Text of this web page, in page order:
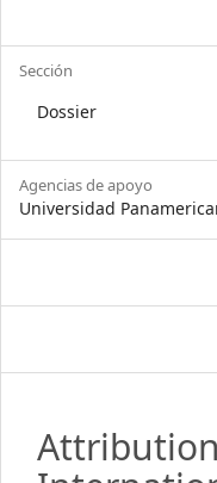
Sección
Dossier
Agencias de apoyo
Universidad